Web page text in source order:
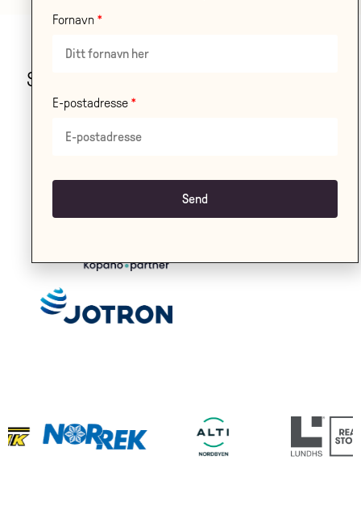
Stor takk til våre samarbeidspartnere!
LES OM ALLE VÅRE
Fornavn
E-postadresse